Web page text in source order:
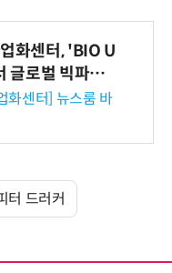
화센터, 'BIO U
글로벌 빅파마
스 미팅 지원…K
진출 교두보 확
화센터] 뉴스룸 바
터 드러커